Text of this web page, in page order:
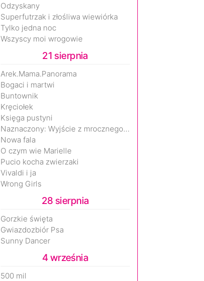
Odzyskany
Superfutrzak i złośliwa wiewiórka
Tylko jedna noc
Wszyscy moi wrogowie
21 sierpnia
Arek.Mama.Panorama
Bogaci i martwi
Buntownik
Kręciołek
Księga pustyni
Naznaczony: Wyjście z mrocznego wymiaru
Nowa fala
O czym wie Marielle
Pucio kocha zwierzaki
Vivaldi i ja
Wrong Girls
28 sierpnia
Gorzkie święta
Gwiazdozbiór Psa
Sunny Dancer
4 września
500 mil